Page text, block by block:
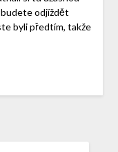
odjíždět
byli předtím, takže